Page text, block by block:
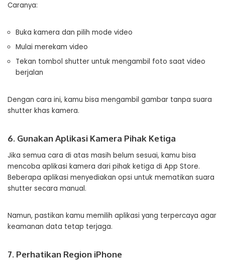
Caranya:
Buka kamera dan pilih mode video
Mulai merekam video
Tekan tombol shutter untuk mengambil foto saat video
berjalan
Dengan cara ini, kamu bisa mengambil gambar tanpa suara
shutter khas kamera.
6. Gunakan Aplikasi Kamera Pihak Ketiga
Jika semua cara di atas masih belum sesuai, kamu bisa
mencoba aplikasi kamera dari pihak ketiga di App Store.
Beberapa aplikasi menyediakan opsi untuk mematikan suara
shutter secara manual.
Namun, pastikan kamu memilih aplikasi yang terpercaya agar
keamanan data tetap terjaga.
7. Perhatikan Region iPhone